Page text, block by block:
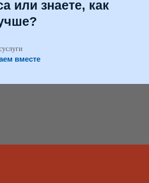
или знаете, как
вместе